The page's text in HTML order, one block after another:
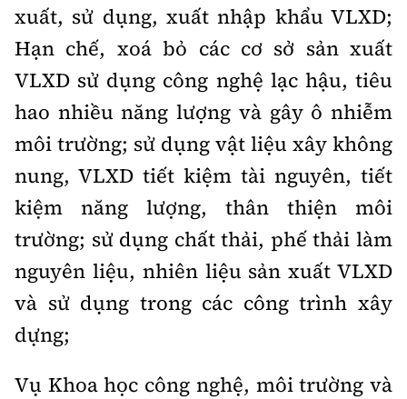
xuất, sử dụng, xuất nhập khẩu VLXD;
Hạn chế, xoá bỏ các cơ sở sản xuất
VLXD sử dụng công nghệ lạc hậu, tiêu
hao nhiều năng lượng và gây ô nhiễm
môi trường; sử dụng vật liệu xây không
nung, VLXD tiết kiệm tài nguyên, tiết
kiệm năng lượng, thân thiện môi
trường; sử dụng chất thải, phế thải làm
nguyên liệu, nhiên liệu sản xuất VLXD
và sử dụng trong các công trình xây
dựng;
Vụ Khoa học công nghệ, môi trường và